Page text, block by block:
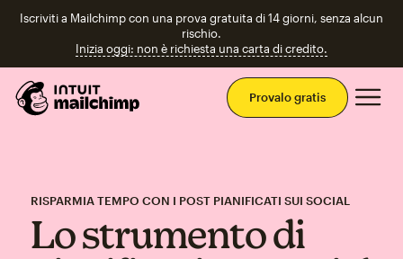
Iscriviti a Mailchimp con una prova gratuita di 14 giorni, senza alcun
rischio.
Inizia oggi: non è richiesta una carta di credito.
Provalo gratis
RISPARMIA TEMPO CON I POST PIANIFICATI SUI SOCIAL
Lo strumento di